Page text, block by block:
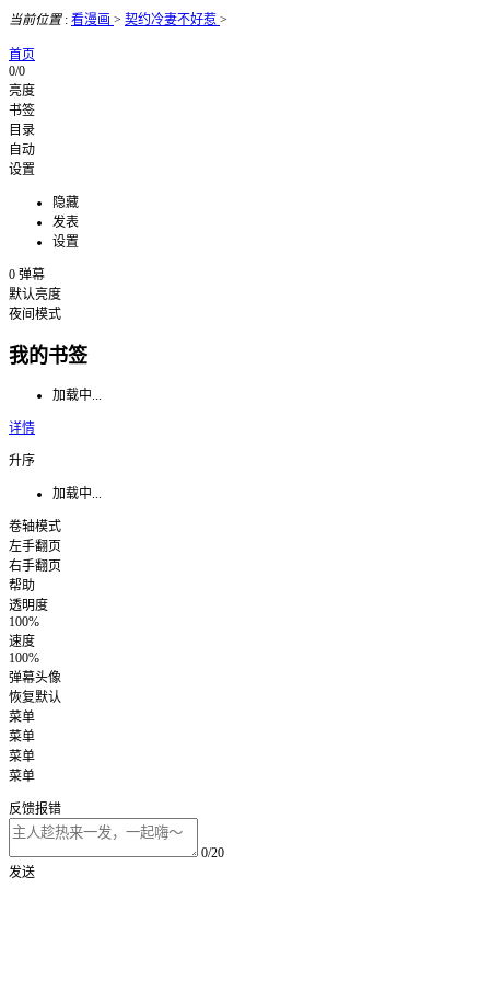
当前位置: 看漫画 > 契约冷妻不好惹 >
首页
0/0
亮度
书签
目录
自动
设置
隐藏
发表
设置
0 弹幕
默认亮度
夜间模式
我的书签
加载中...
详情
升序
加载中...
卷轴模式
左手翻页
右手翻页
帮助
透明度
100%
速度
100%
弹幕头像
恢复默认
菜单
菜单
菜单
菜单
反馈报错
0/20
发送